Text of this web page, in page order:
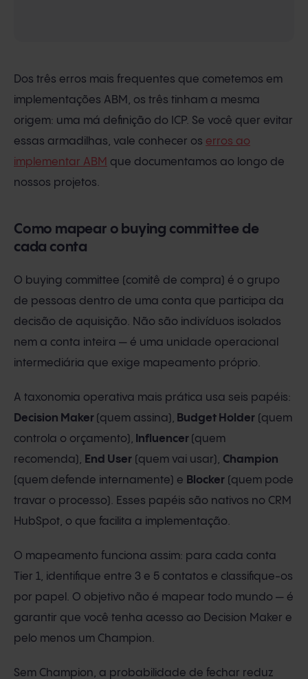
Dos três erros mais frequentes que cometemos em
implementações ABM, os três tinham a mesma
origem: uma má definição do ICP. Se você quer evitar
essas armadilhas, vale conhecer os erros ao
implementar ABM que documentamos ao longo de
nossos projetos.
Como mapear o buying committee de
cada conta
O buying committee (comitê de compra) é o grupo
de pessoas dentro de uma conta que participa da
decisão de aquisição. Não são indivíduos isolados
nem a conta inteira — é uma unidade operacional
intermediária que exige mapeamento próprio.
A taxonomia operativa mais prática usa seis papéis:
Decision Maker (quem assina), Budget Holder (quem
controla o orçamento), Influencer (quem
recomenda), End User (quem vai usar), Champion
(quem defende internamente) e Blocker (quem pode
travar o processo). Esses papéis são nativos no CRM
HubSpot, o que facilita a implementação.
O mapeamento funciona assim: para cada conta
Tier 1, identifique entre 3 e 5 contatos e classifique-os
por papel. O objetivo não é mapear todo mundo — é
garantir que você tenha acesso ao Decision Maker e
pelo menos um Champion.
Sem Champion, a probabilidade de fechar reduz